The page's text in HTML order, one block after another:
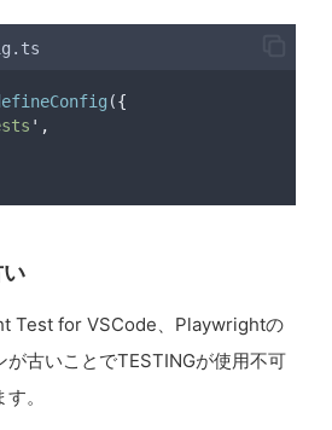
({
' ,
Test for VSCode、Playwrightの
が古いことでTESTINGが使用不可
。